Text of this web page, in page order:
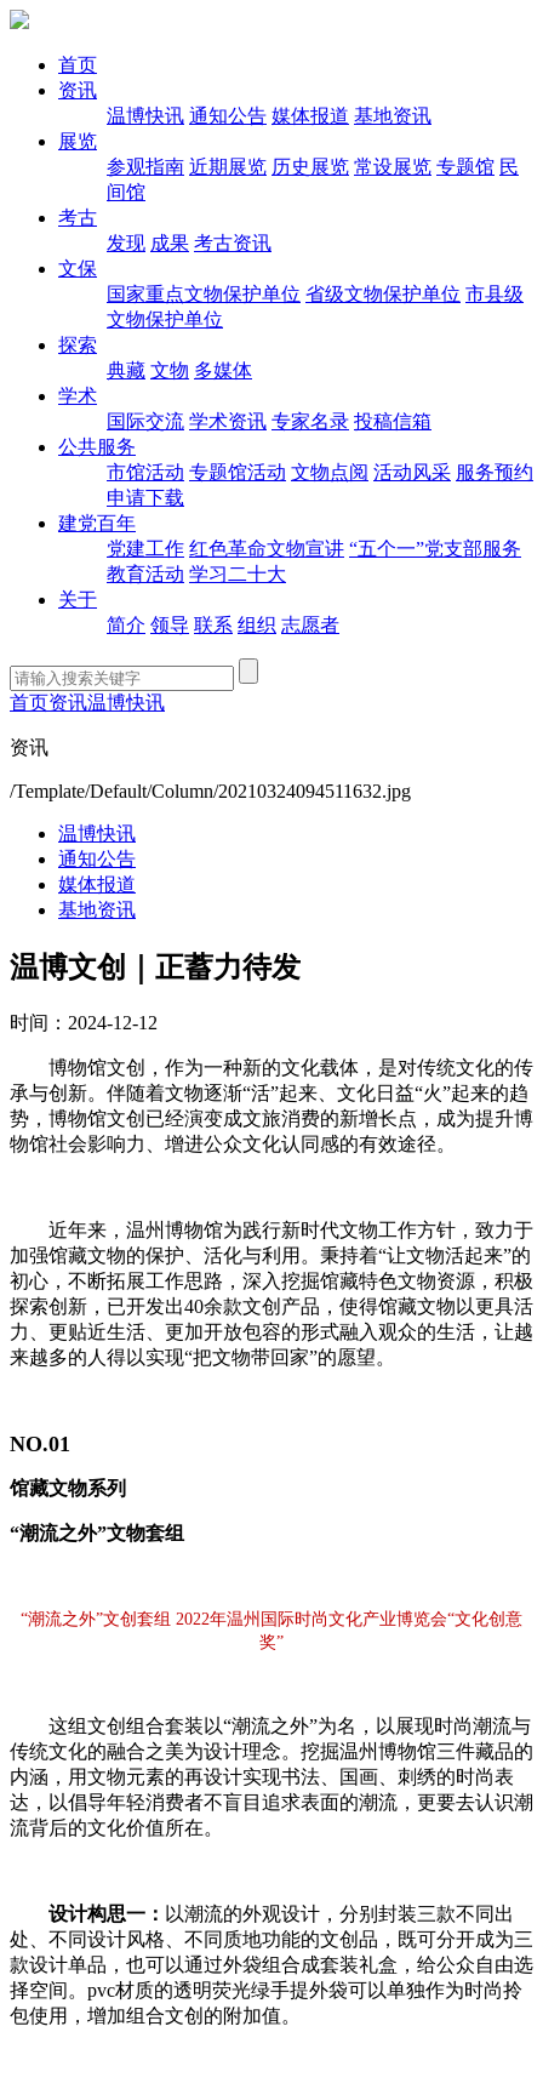
首页
资讯
温博快讯 通知公告 媒体报道 基地资讯
展览
参观指南 近期展览 历史展览 常设展览 专题馆 民
间馆
考古
发现 成果 考古资讯
文保
国家重点文物保护单位 省级文物保护单位 市县级
文物保护单位
探索
典藏 文物 多媒体
学术
国际交流 学术资讯 专家名录 投稿信箱
公共服务
市馆活动 专题馆活动 文物点阅 活动风采 服务预约
申请下载
建党百年
党建工作 红色革命文物宣讲 “五个一”党支部服务
教育活动 学习二十大
关于
简介 领导 联系 组织 志愿者
首页资讯温博快讯
资讯
/Template/Default/Column/20210324094511632.jpg
温博快讯
通知公告
媒体报道
基地资讯
温博文创｜正蓄力待发
时间：2024-12-12
博物馆文创，作为一种新的文化载体，是对传统文化的传
承与创新。伴随着文物逐渐“活”起来、文化日益“火”起来的趋
势，博物馆文创已经演变成文旅消费的新增长点，成为提升博
物馆社会影响力、增进公众文化认同感的有效途径。
近年来，温州博物馆为践行新时代文物工作方针，致力于
加强馆藏文物的保护、活化与利用。秉持着“让文物活起来”的
初心，不断拓展工作思路，深入挖掘馆藏特色文物资源，积极
探索创新，已开发出40余款文创产品，使得馆藏文物以更具活
力、更贴近生活、更加开放包容的形式融入观众的生活，让越
来越多的人得以实现“把文物带回家”的愿望。
NO.01
馆藏文物系列
“潮流之外”文物套组
“潮流之外”文创套组 2022年温州国际时尚文化产业博览会“文化创意
奖”
这组文创组合套装以“潮流之外”为名，以展现时尚潮流与
传统文化的融合之美为设计理念。挖掘温州博物馆三件藏品的
内涵，用文物元素的再设计实现书法、国画、刺绣的时尚表
达，以倡导年轻消费者不盲目追求表面的潮流，更要去认识潮
流背后的文化价值所在。
设计构思一： 以潮流的外观设计，分别封装三款不同出
处、不同设计风格、不同质地功能的文创品，既可分开成为三
款设计单品，也可以通过外袋组合成套装礼盒，给公众自由选
择空间。pvc材质的透明荧光绿手提外袋可以单独作为时尚拎
包使用，增加组合文创的附加值。